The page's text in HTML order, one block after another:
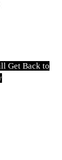
Get Back to